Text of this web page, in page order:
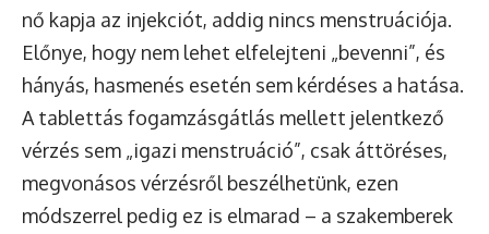
nő kapja az injekciót, addig nincs menstruációja.
Előnye, hogy nem lehet elfelejteni „bevenni”, és
hányás, hasmenés esetén sem kérdéses a hatása.
A tablettás fogamzásgátlás mellett jelentkező
vérzés sem „igazi menstruáció”, csak áttöréses,
megvonásos vérzésről beszélhetünk, ezen
módszerrel pedig ez is elmarad – a szakemberek